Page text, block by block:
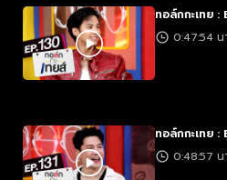
ทอล์กกะเทย :
0:47:54 น
ทอล์กกะเทย :
0:48:57 น